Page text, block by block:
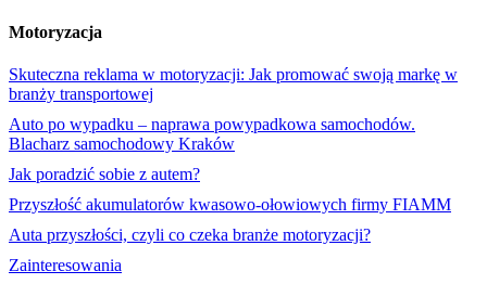
Motoryzacja
Skuteczna reklama w motoryzacji: Jak promować swoją markę w
branży transportowej
Auto po wypadku – naprawa powypadkowa samochodów.
Blacharz samochodowy Kraków
Jak poradzić sobie z autem?
Przyszłość akumulatorów kwasowo-ołowiowych firmy FIAMM
Auta przyszłości, czyli co czeka branże motoryzacji?
Zainteresowania